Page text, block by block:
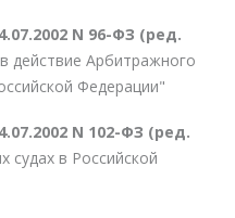
N 96-ФЗ (ред.
действие Арбитражного
Федерации"
N 102-ФЗ (ред.
судах в Российской